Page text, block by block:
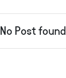
No Post found